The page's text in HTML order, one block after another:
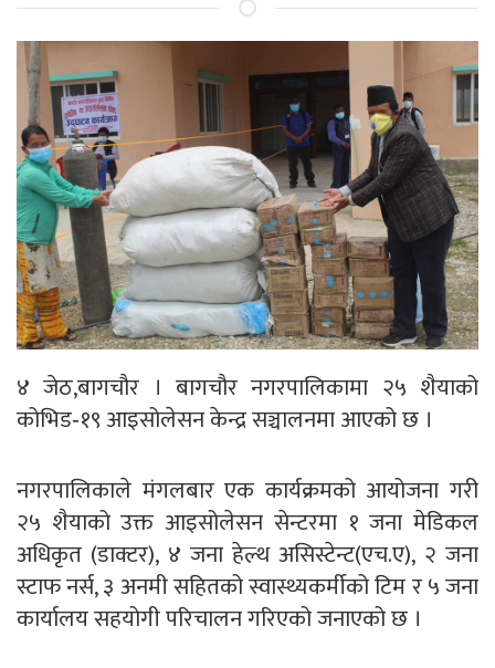
४ जेठ,बागचौर । बागचौर नगरपालिकामा २५ शैयाको
कोभिड‐१९ आइसोलेसन केन्द्र सञ्चालनमा आएको छ ।
नगरपालिकाले मंगलबार एक कार्यक्रमको आयोजना गरी
२५ शैयाको उक्त आइसोलेसन सेन्टरमा १ जना मेडिकल
अधिकृत (डाक्टर), ४ जना हेल्थ असिस्टेन्ट(एच.ए), २ जना
स्टाफ नर्स, ३ अनमी सहितको स्वास्थ्यकर्मीको टिम र ५ जना
कार्यालय सहयोगी परिचालन गरिएको जनाएको छ ।